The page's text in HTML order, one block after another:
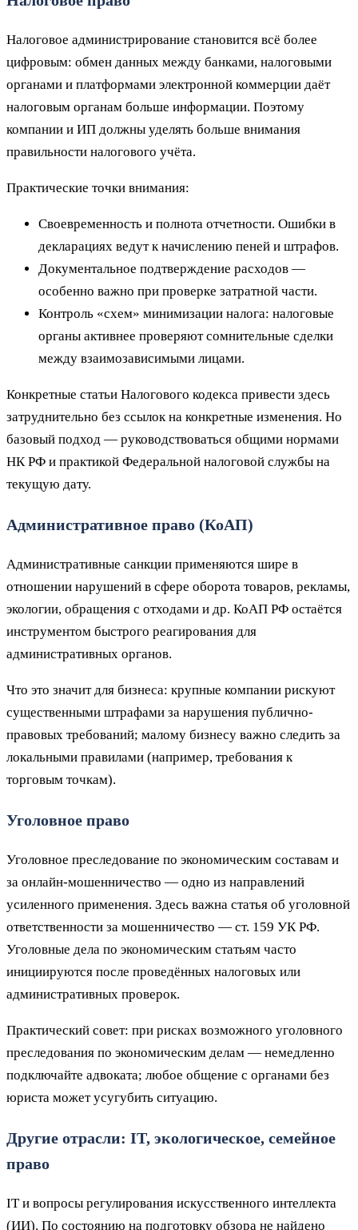
Налоговое администрирование становится всё более
цифровым: обмен данных между банками, налоговыми
органами и платформами электронной коммерции даёт
налоговым органам больше информации. Поэтому
компании и ИП должны уделять больше внимания
правильности налогового учёта.
Практические точки внимания:
Своевременность и полнота отчетности. Ошибки в
декларациях ведут к начислению пеней и штрафов.
Документальное подтверждение расходов —
особенно важно при проверке затратной части.
Контроль «схем» минимизации налога: налоговые
органы активнее проверяют сомнительные сделки
между взаимозависимыми лицами.
Конкретные статьи Налогового кодекса привести здесь
затруднительно без ссылок на конкретные изменения. Но
базовый подход — руководствоваться общими нормами
НК РФ и практикой Федеральной налоговой службы на
текущую дату.
Административное право (КоАП)
Административные санкции применяются шире в
отношении нарушений в сфере оборота товаров, рекламы,
экологии, обращения с отходами и др. КоАП РФ остаётся
инструментом быстрого реагирования для
административных органов.
Что это значит для бизнеса: крупные компании рискуют
существенными штрафами за нарушения публично-
правовых требований; малому бизнесу важно следить за
локальными правилами (например, требования к
торговым точкам).
Уголовное право
Уголовное преследование по экономическим составам и
за онлайн-мошенничество — одно из направлений
усиленного применения. Здесь важна статья об уголовной
ответственности за мошенничество — ст. 159 УК РФ.
Уголовные дела по экономическим статьям часто
инициируются после проведённых налоговых или
административных проверок.
Практический совет: при рисках возможного уголовного
преследования по экономическим делам — немедленно
подключайте адвоката; любое общение с органами без
юриста может усугубить ситуацию.
Другие отрасли: IT, экологическое, семейное
право
IT и вопросы регулирования искусственного интеллекта
(ИИ). По состоянию на подготовку обзора не найдено